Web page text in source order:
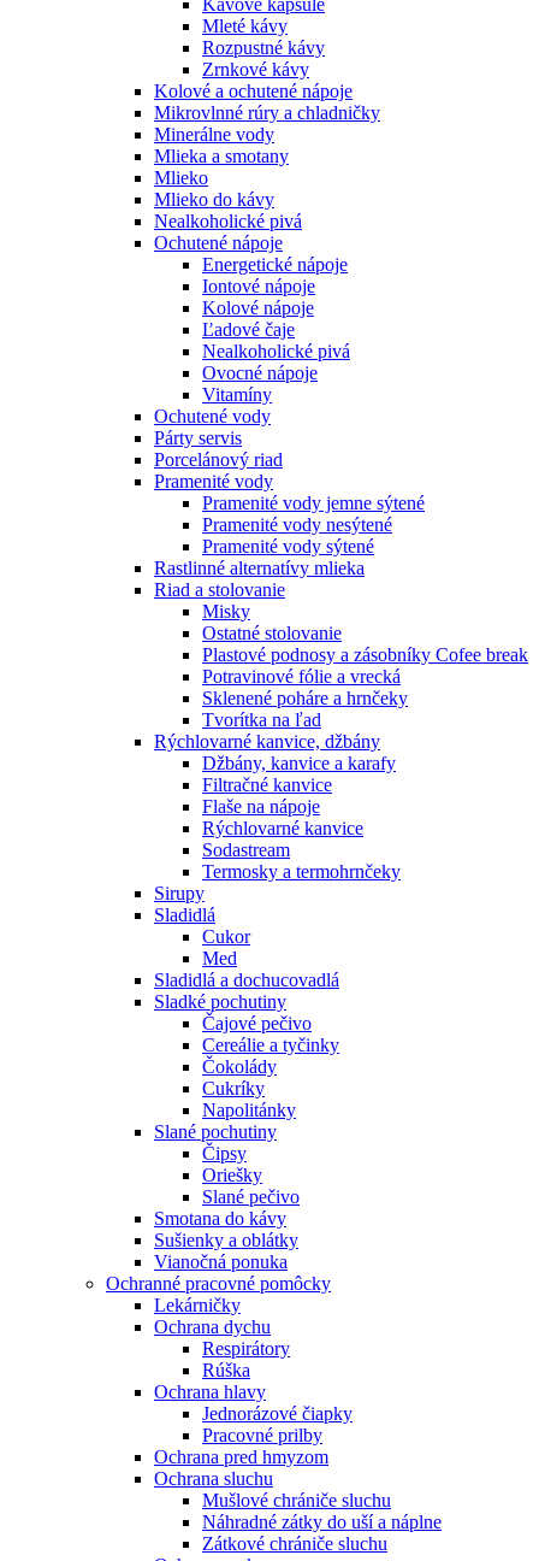
Kávové kapsule
Mleté kávy
Rozpustné kávy
Zrnkové kávy
Kolové a ochutené nápoje
Mikrovlnné rúry a chladničky
Minerálne vody
Mlieka a smotany
Mlieko
Mlieko do kávy
Nealkoholické pivá
Ochutené nápoje
Energetické nápoje
Iontové nápoje
Kolové nápoje
Ľadové čaje
Nealkoholické pivá
Ovocné nápoje
Vitamíny
Ochutené vody
Párty servis
Porcelánový riad
Pramenité vody
Pramenité vody jemne sýtené
Pramenité vody nesýtené
Pramenité vody sýtené
Rastlinné alternatívy mlieka
Riad a stolovanie
Misky
Ostatné stolovanie
Plastové podnosy a zásobníky Cofee break
Potravinové fólie a vrecká
Sklenené poháre a hrnčeky
Tvorítka na ľad
Rýchlovarné kanvice, džbány
Džbány, kanvice a karafy
Filtračné kanvice
Flaše na nápoje
Rýchlovarné kanvice
Sodastream
Termosky a termohrnčeky
Sirupy
Sladidlá
Cukor
Med
Sladidlá a dochucovadlá
Sladké pochutiny
Čajové pečivo
Cereálie a tyčinky
Čokolády
Cukríky
Napolitánky
Slané pochutiny
Čipsy
Oriešky
Slané pečivo
Smotana do kávy
Sušienky a oblátky
Vianočná ponuka
Ochranné pracovné pomôcky
Lekárničky
Ochrana dychu
Respirátory
Rúška
Ochrana hlavy
Jednorázové čiapky
Pracovné prilby
Ochrana pred hmyzom
Ochrana sluchu
Mušlové chrániče sluchu
Náhradné zátky do uší a náplne
Zátkové chrániče sluchu